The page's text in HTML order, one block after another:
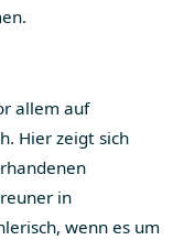
allem auf
Hier zeigt sich
in
wenn es um